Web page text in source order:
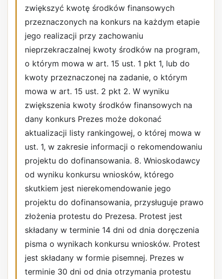
zwiększyć kwotę środków finansowych
przeznaczonych na konkurs na każdym etapie
jego realizacji przy zachowaniu
nieprzekraczalnej kwoty środków na program,
o którym mowa w art. 15 ust. 1 pkt 1, lub do
kwoty przeznaczonej na zadanie, o którym
mowa w art. 15 ust. 2 pkt 2. W wyniku
zwiększenia kwoty środków finansowych na
dany konkurs Prezes może dokonać
aktualizacji listy rankingowej, o której mowa w
ust. 1, w zakresie informacji o rekomendowaniu
projektu do dofinansowania. 8. Wnioskodawcy
od wyniku konkursu wniosków, którego
skutkiem jest nierekomendowanie jego
projektu do dofinansowania, przysługuje prawo
złożenia protestu do Prezesa. Protest jest
składany w terminie 14 dni od dnia doręczenia
pisma o wynikach konkursu wniosków. Protest
jest składany w formie pisemnej. Prezes w
terminie 30 dni od dnia otrzymania protestu